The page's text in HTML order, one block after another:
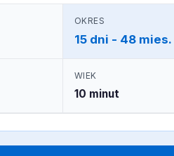
OKRES
15 dni - 48 mies.
WIEK
10 minut